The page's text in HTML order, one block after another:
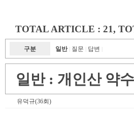
TOTAL ARTICLE : 21,
구분 일반 질문 답변
일반 : 개인산 약
유덕규(36회)